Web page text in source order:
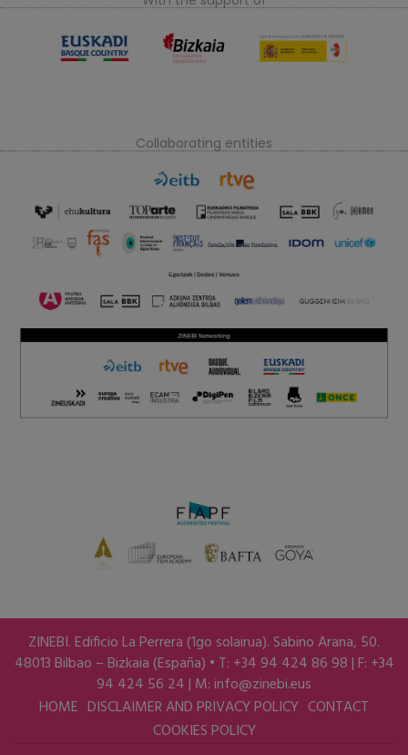
Collaborating entities
ZINEBI. Edificio La Perrera (1go solairua). Sabino Arana, 50.
48013 Bilbao – Bizkaia (España) • T: +34 94 424 86 98 | F: +34
94 424 56 24 | M:info@zinebi.eus
HOME DISCLAIMER AND PRIVACY POLICY CONTACT
COOKIES POLICY